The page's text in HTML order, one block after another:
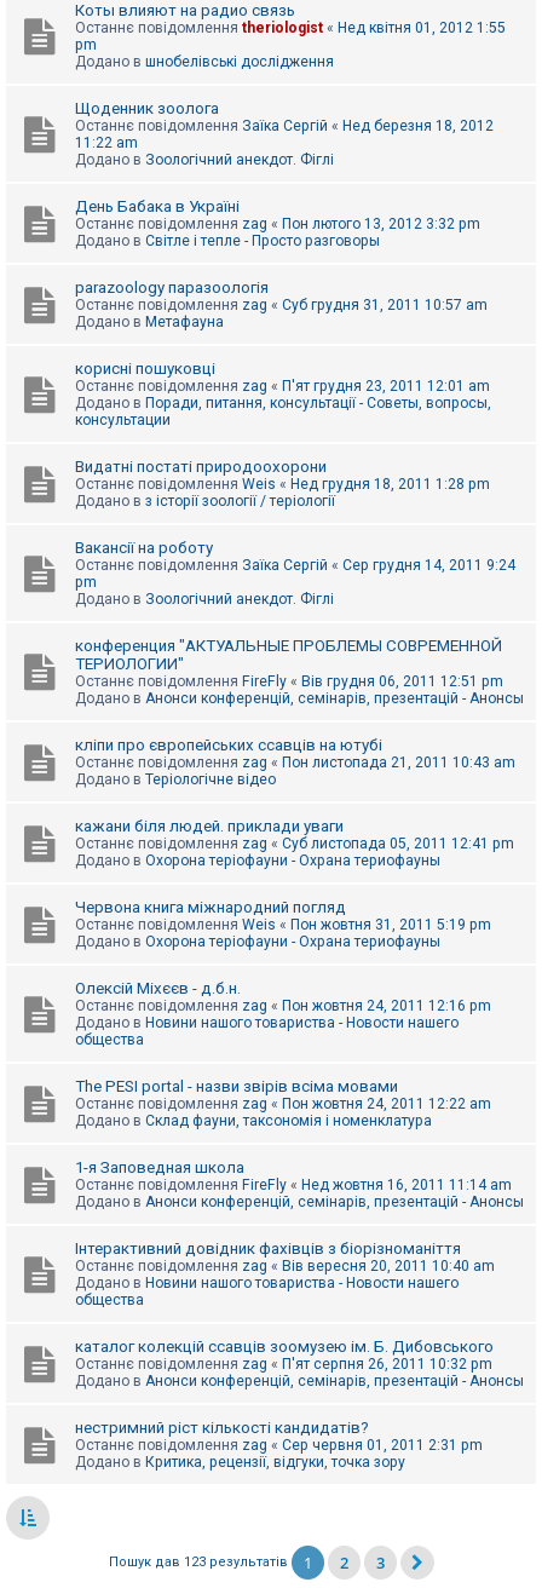
Коты влияют на радио связь
Останнє повідомлення theriologist « Нед квітня 01, 2012 1:55
pm
Додано в шнобелівські дослідження
Щоденник зоолога
Останнє повідомлення Заїка Сергій « Нед березня 18, 2012
11:22 am
Додано в Зоологічний анекдот. Фіглі
День Бабака в Україні
Останнє повідомлення zag « Пон лютого 13, 2012 3:32 pm
Додано в Світле і тепле - Просто разговоры
parazoology паразоологія
Останнє повідомлення zag « Суб грудня 31, 2011 10:57 am
Додано в Метафауна
корисні пошуковці
Останнє повідомлення zag « П'ят грудня 23, 2011 12:01 am
Додано в Поради, питання, консультації - Советы, вопросы,
консультации
Видатні постаті природоохорони
Останнє повідомлення Weis « Нед грудня 18, 2011 1:28 pm
Додано в з історії зоології / теріології
Вакансії на роботу
Останнє повідомлення Заїка Сергій « Сер грудня 14, 2011 9:24
pm
Додано в Зоологічний анекдот. Фіглі
конференция "АКТУАЛЬНЫЕ ПРОБЛЕМЫ СОВРЕМЕННОЙ
ТЕРИОЛОГИИ"
Останнє повідомлення FireFly « Вів грудня 06, 2011 12:51 pm
Додано в Анонси конференцій, семінарів, презентацій - Анонсы
кліпи про європейських ссавців на ютубі
Останнє повідомлення zag « Пон листопада 21, 2011 10:43 am
Додано в Теріологічне відео
кажани біля людей. приклади уваги
Останнє повідомлення zag « Суб листопада 05, 2011 12:41 pm
Додано в Охорона теріофауни - Охрана териофауны
Червона книга міжнародний погляд
Останнє повідомлення Weis « Пон жовтня 31, 2011 5:19 pm
Додано в Охорона теріофауни - Охрана териофауны
Олексій Міхєєв - д.б.н.
Останнє повідомлення zag « Пон жовтня 24, 2011 12:16 pm
Додано в Новини нашого товариства - Новости нашего
общества
The PESI portal - назви звірів всіма мовами
Останнє повідомлення zag « Пон жовтня 24, 2011 12:22 am
Додано в Склад фауни, таксономія і номенклатура
1-я Заповедная школа
Останнє повідомлення FireFly « Нед жовтня 16, 2011 11:14 am
Додано в Анонси конференцій, семінарів, презентацій - Анонсы
Інтерактивний довідник фахівців з біорізноманіття
Останнє повідомлення zag « Вів вересня 20, 2011 10:40 am
Додано в Новини нашого товариства - Новости нашего
общества
каталог колекцій ссавців зоомузею ім. Б. Дибовського
Останнє повідомлення zag « П'ят серпня 26, 2011 10:32 pm
Додано в Анонси конференцій, семінарів, презентацій - Анонсы
нестримний ріст кількості кандидатів?
Останнє повідомлення zag « Сер червня 01, 2011 2:31 pm
Додано в Критика, рецензії, відгуки, точка зору
Пошук дав 123 результатів 1 2 3